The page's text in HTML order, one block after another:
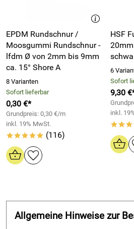
Klebstoff: Acrylatkleber
Abdeckpapier: Silikonpapier
Schälfestigkeit i.A. DIN EN
20N/25mm
Scherfestigkeit i.A. DIN EN
15N/625mm²
Temperaturbeständigkeit: -40°C
+150°C
Hersteller: Fugendichtband24
57258 Freudenberg,
Verantwortliche Person: vertr. d. d.
EPDM Rundschnur /
Moosgummi Rundschnur -
lfdm Ø von 2mm bis 9mm
ca. 15° Shore A
8 Varianten
Sofort lieferbar
0,30 €*
Grundpreis: 0,30 €/m
inkl. 19% MwSt.
***** (116)
HSF
6
Sofort
9,30
inkl.
Allgemeine Hinweise zur